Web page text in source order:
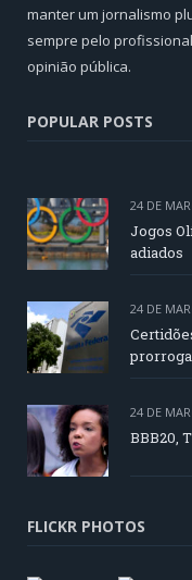
manter um jornalismo
sempre pelo
opinião pública.
POPULAR POSTS
24 DE
Jogos
adiados
24 DE
24 DE
BBB20,
FLICKR PHOTOS